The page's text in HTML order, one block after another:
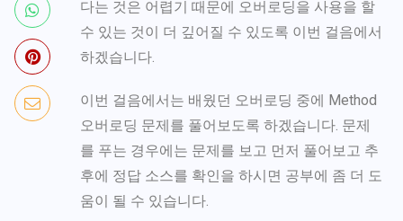
다는 것은 어렵기 때문에 오버로딩을 사용을 할
수 있는 것이 더 깊어질 수 있도록 이번 걸음에서
하겠습니다.
이번 걸음에서는 배웠던 오버로딩 중에 Method
오버로딩 문제를 풀어보도록 하겠습니다. 문제
를 푸는 경우에는 문제를 보고 먼저 풀어보고 추
후에 정답 소스를 확인을 하시면 공부에 좀 더 도
움이 될 수 있습니다.